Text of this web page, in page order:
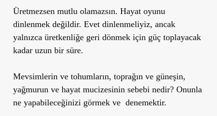
Üretmezsen mutlu olamazsın. Hayat oyunu
dinlenmek değildir. Evet dinlenmeliyiz, ancak
yalnızca üretkenliğe geri dönmek için güç toplayacak
kadar uzun bir süre.
Mevsimlerin ve tohumların, toprağın ve güneşin,
yağmurun ve hayat mucizesinin sebebi nedir? Onunla
ne yapabileceğinizi görmek ve denemektir.